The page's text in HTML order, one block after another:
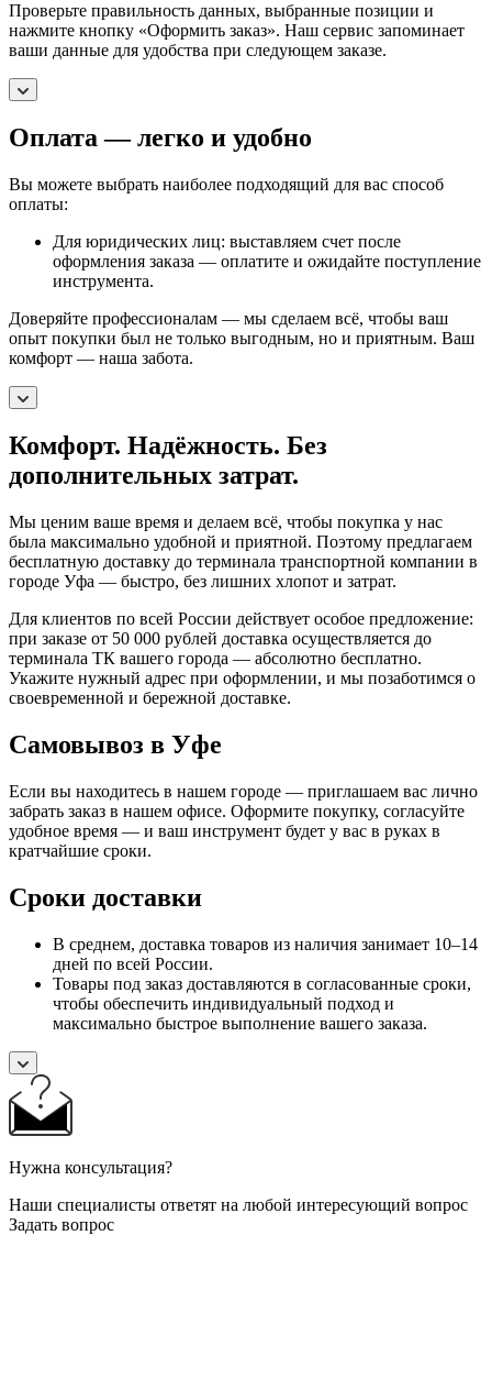
Проверьте правильность данных, выбранные позиции и
нажмите кнопку «Оформить заказ». Наш сервис запоминает
ваши данные для удобства при следующем заказе.
Оплата — легко и удобно
Вы можете выбрать наиболее подходящий для вас способ
оплаты:
Для юридических лиц: выставляем счет после
оформления заказа — оплатите и ожидайте поступление
инструмента.
Доверяйте профессионалам — мы сделаем всё, чтобы ваш
опыт покупки был не только выгодным, но и приятным. Ваш
комфорт — наша забота.
Комфорт. Надёжность. Без
дополнительных затрат.
Мы ценим ваше время и делаем всё, чтобы покупка у нас
была максимально удобной и приятной. Поэтому предлагаем
бесплатную доставку до терминала транспортной компании в
городе Уфа — быстро, без лишних хлопот и затрат.
Для клиентов по всей России действует особое предложение:
при заказе от 50 000 рублей доставка осуществляется до
терминала ТК вашего города — абсолютно бесплатно.
Укажите нужный адрес при оформлении, и мы позаботимся о
своевременной и бережной доставке.
Самовывоз в Уфе
Если вы находитесь в нашем городе — приглашаем вас лично
забрать заказ в нашем офисе. Оформите покупку, согласуйте
удобное время — и ваш инструмент будет у вас в руках в
кратчайшие сроки.
Сроки доставки
В среднем, доставка товаров из наличия занимает 10–14
дней по всей России.
Товары под заказ доставляются в согласованные сроки,
чтобы обеспечить индивидуальный подход и
максимально быстрое выполнение вашего заказа.
Нужна консультация?
Наши специалисты ответят на любой интересующий вопрос
Задать вопрос